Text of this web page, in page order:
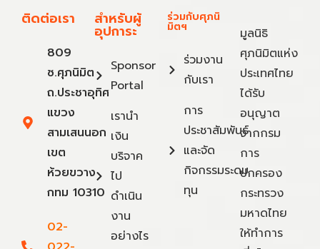
ติดต่อเรา
809
ซ.ศุภนิมิต
ถ.ประชาอุทิศ
แขวง
สามเสนนอก
เขต
ห้วยขวาง
กทม 10310
02-
สำหรับผู้
อุปการะ
Sponsor
Portal
เรานำ
เงิน
บริจาค
ไป
ดำเนิน
งาน
อย่างไร
ร่วมกับศุภนิ
มิตฯ
ร่วมงาน
กับเรา
การ
ประชาสัมพันธ์
และจัด
กิจกรรมระดม
ทุน
มูลนิธิ
ศุภนิมิตแห่ง
ประเทศไทย
ได้รับ
อนุญาต
จากกรม
การ
ปกครอง
กระทรวง
มหาดไทย
ให้ทำการ